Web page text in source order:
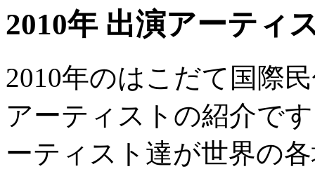
2010年 出演アーティ
2010年のはこだて国際
アーティストの紹介で
ーティスト達が世界の